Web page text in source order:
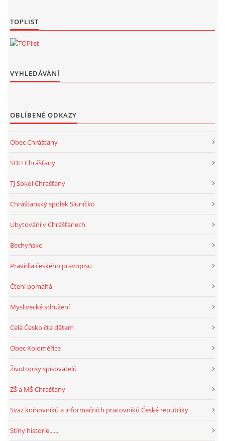
TOPLIST
VYHLEDÁVÁNÍ
OBLÍBENÉ ODKAZY
Obec Chrášťany
SDH Chrášťany
TJ Sokol Chrášťany
Chrášťanský spolek Sluníčko
Ubytování v Chrášťanech
Bechyňsko
Pravidla českého pravopisu
Čtení pomáhá
Myslivecké sdružení
Celé Česko čte dětem
Obec Koloměřice
Životopisy spisovatelů
ZŠ a MŠ Chrášťany
Svaz knihovníků a informačních pracovníků České republiky
Stíny historie......